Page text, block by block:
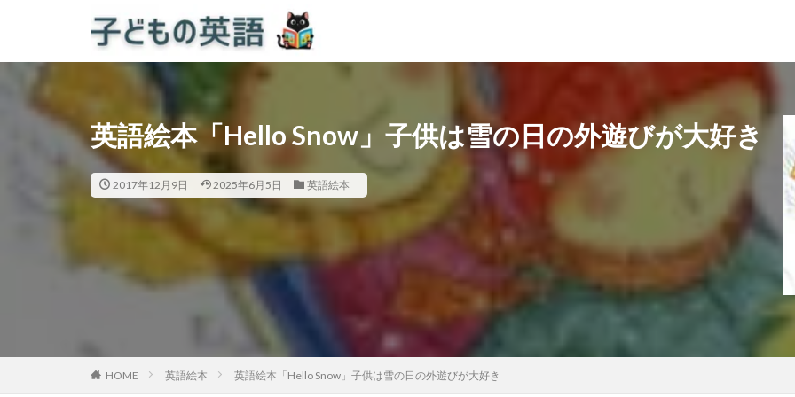
英語絵本「Hello Snow」子供は雪の日の外遊びが大好き
2017年12月9日 2025年6月5日 英語絵本
HOME 英語絵本 英語絵本「Hello Snow」子供は雪の日の外遊びが大好き